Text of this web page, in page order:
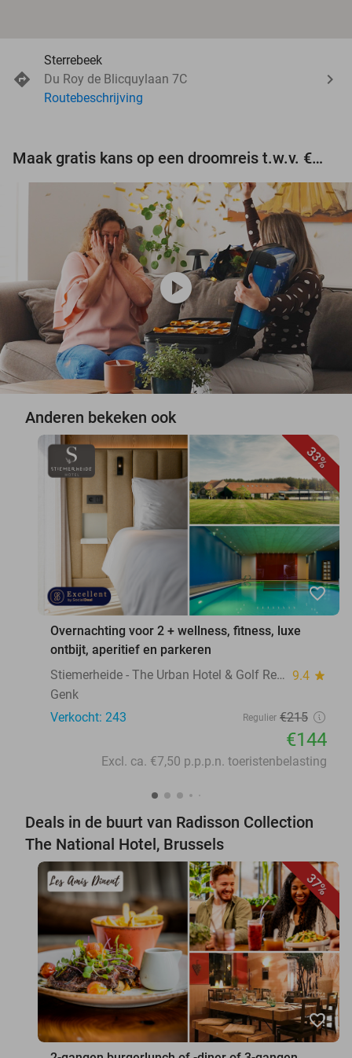
Sterrebeek
Du Roy de Blicquylaan 7C
Routebeschrijving
Maak gratis kans op een droomreis t.w.v. €3.000!
play_circle
Anderen bekeken ook
33%
favorite_border
Overnachting voor 2 + wellness, fitness, luxe
ontbijt, aperitief en parkeren
Stiemerheide - The Urban Hotel & Golf Retreat 4 * Superior 9.4 star
Genk
Verkocht: 243
Regulier €215
€144
Excl. ca. €7,50 p.p.p.n. toeristenbelasting
Deals in de buurt van Radisson Collection
The National Hotel, Brussels
37%
favorite_border